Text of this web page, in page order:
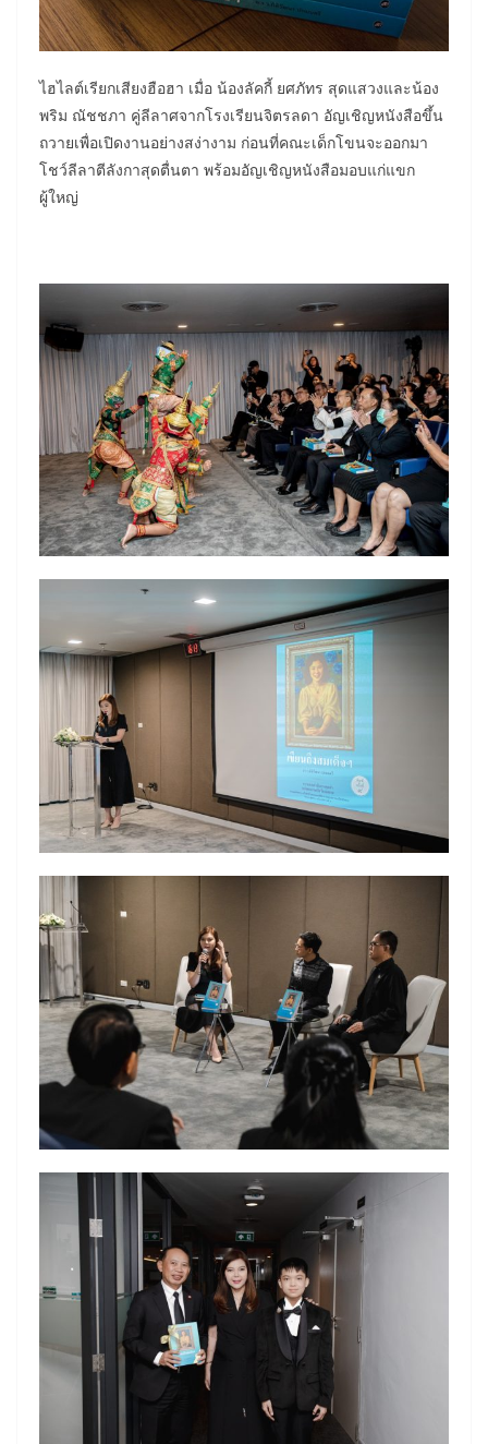
ไฮไลต์เรียกเสียงฮือฮา เมื่อ น้องลัคกี้ ยศภัทร สุดแสวงและน้อง
พริม ณัชชภา คู่ลีลาศจากโรงเรียนจิตรลดา อัญเชิญหนังสือขึ้น
ถวายเพื่อเปิดงานอย่างสง่างาม ก่อนที่คณะเด็กโขนจะออกมา
โชว์ลีลาตีลังกาสุดตื่นตา พร้อมอัญเชิญหนังสือมอบแก่แขก
ผู้ใหญ่